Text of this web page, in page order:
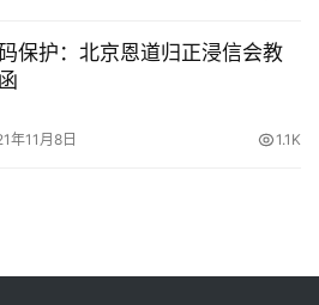
保护：北京恩道归正浸信会教
年11月8日 1.1K